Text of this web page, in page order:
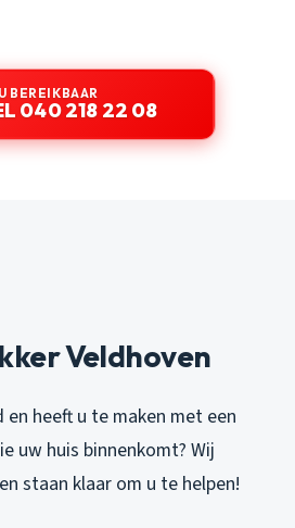
BEREIKBAAR
040 218 22 08
Veldhoven
en heeft u te maken met een
uw huis binnenkomt? Wij
staan klaar om u te helpen!